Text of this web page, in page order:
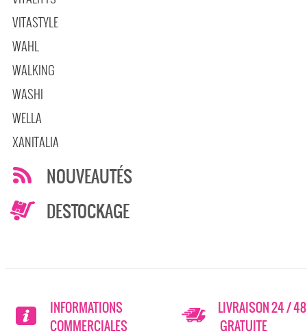
VITASTYLE
WAHL
WALKING
WASHI
WELLA
XANITALIA
NOUVEAUTÉS
DESTOCKAGE
INFORMATIONS
COMMERCIALES
LIVRAISON 24 /
GRATUITE